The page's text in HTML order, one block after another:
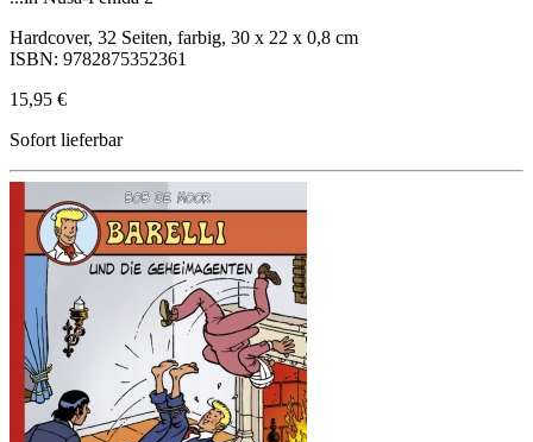
Hardcover, 32 Seiten, farbig, 30 x 22 x 0,8 cm
ISBN: 9782875352361
15,95 €
Sofort lieferbar